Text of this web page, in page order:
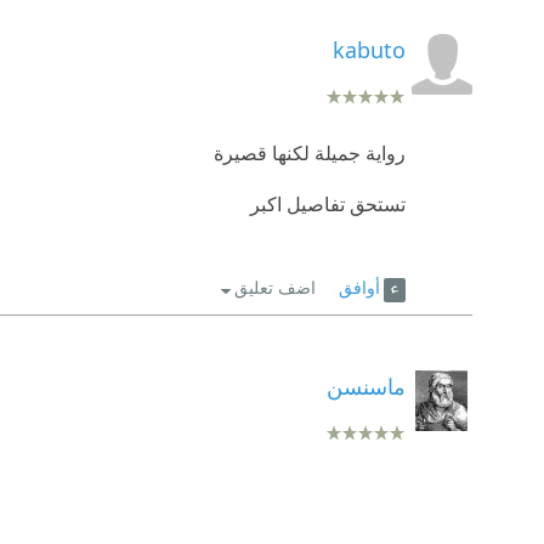
kabuto
رواية جميلة لكنها قصيرة
تستحق تفاصيل اكبر
أوافق اضف تعليق
ماسنسن